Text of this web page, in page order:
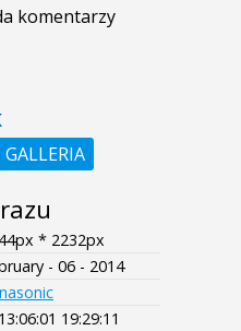
komentarzy
GALLERIA
* 2232px
- 06 - 2014
19:29:11